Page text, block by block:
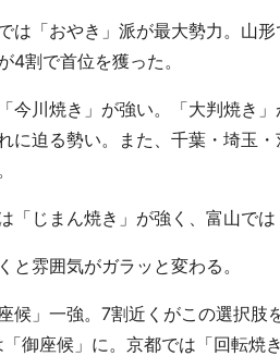
は「おやき」派が最大勢力。山
4割で首位を獲った。
今川焼き」が強い。「大判焼き
に迫る勢い。また、千葉・埼玉
「じまん焼き」が強く、富山で
と雰囲気がガラッと変わる。
候」一強。7割近くがこの選択肢
御座候」に。京都では「回転焼